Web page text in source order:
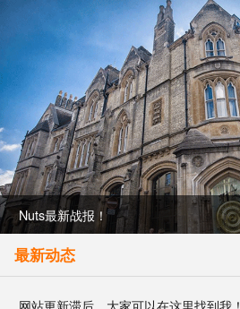
Nuts最新战报！
最新动态